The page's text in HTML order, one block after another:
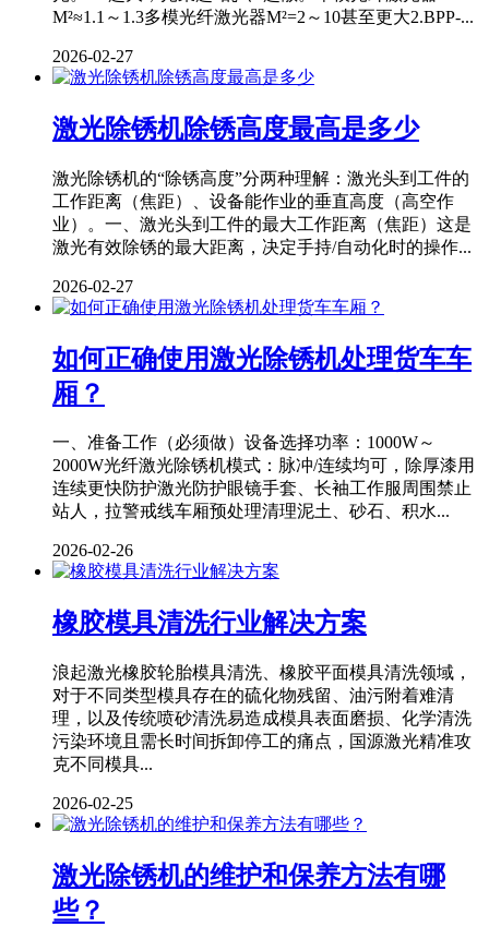
M²≈1.1～1.3多模光纤激光器M²=2～10甚至更大2.BPP-...
2026-02-27
激光除锈机除锈高度最高是多少
激光除锈机的“除锈高度”分两种理解：激光头到工件的
工作距离（焦距）、设备能作业的垂直高度（高空作
业）。一、激光头到工件的最大工作距离（焦距）这是
激光有效除锈的最大距离，决定手持/自动化时的操作...
2026-02-27
如何正确使用激光除锈机处理货车车
厢？
一、准备工作（必须做）设备选择功率：1000W～
2000W光纤激光除锈机模式：脉冲/连续均可，除厚漆用
连续更快防护激光防护眼镜手套、长袖工作服周围禁止
站人，拉警戒线车厢预处理清理泥土、砂石、积水...
2026-02-26
橡胶模具清洗行业解决方案
浪起激光橡胶轮胎模具清洗、橡胶平面模具清洗领域，
对于不同类型模具存在的硫化物残留、油污附着难清
理，以及传统喷砂清洗易造成模具表面磨损、化学清洗
污染环境且需长时间拆卸停工的痛点，国源激光精准攻
克不同模具...
2026-02-25
激光除锈机的维护和保养方法有哪
些？